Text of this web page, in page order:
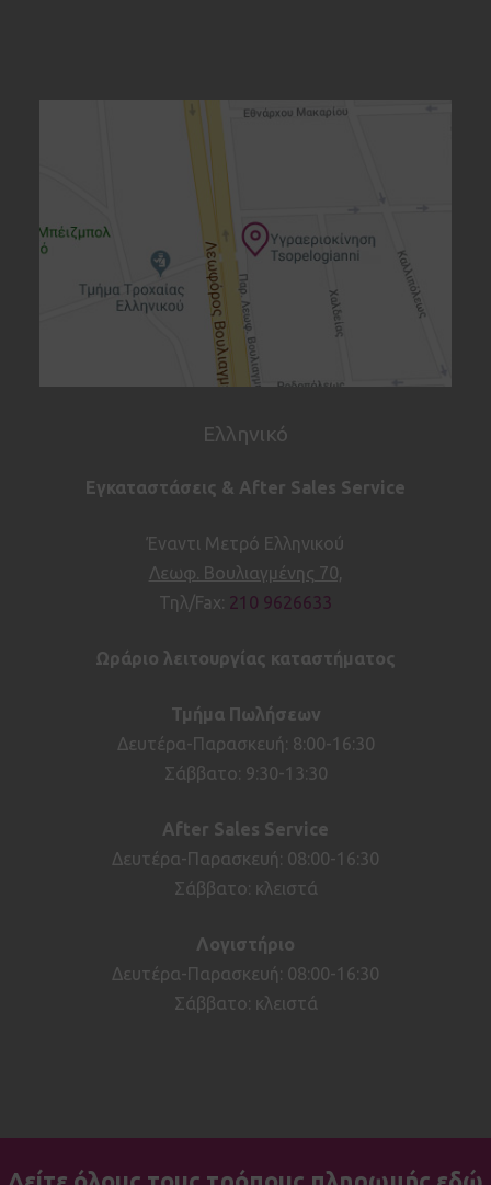
Ελληνικό
Εγκαταστάσεις & After Sales Service
Έναντι Μετρό Ελληνικού
Λεωφ. Βουλιαγμένης 70,
Τηλ/Fax: 210 9626633
Ωράριο λειτουργίας καταστήματος
Τμήμα Πωλήσεων
Δευτέρα-Παρασκευή: 8:00-16:30
Σάββατο: 9:30-13:30
After Sales Service
Δευτέρα-Παρασκευή: 08:00-16:30
Σάββατο: κλειστά
Λογιστήριο
Δευτέρα-Παρασκευή: 08:00-16:30
Σάββατο: κλειστά